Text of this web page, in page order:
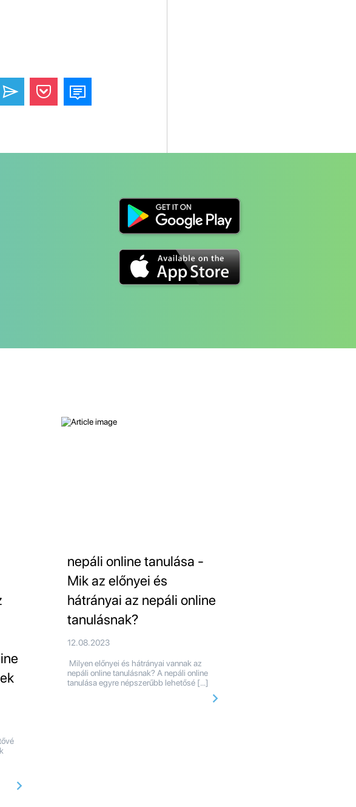
nepáli online tanulása -
Mik az előnyei és
hátrányai az nepáli online
tanulásnak?
12.08.2023
Milyen előnyei és hátrányai vannak az
nepáli online tanulásnak? A nepáli online
tanulása egyre népszerűbb lehetősé […]